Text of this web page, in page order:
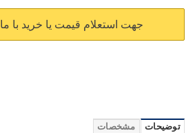
جهت استعلام قیمت یا خرید با
توضیحات مشخصات